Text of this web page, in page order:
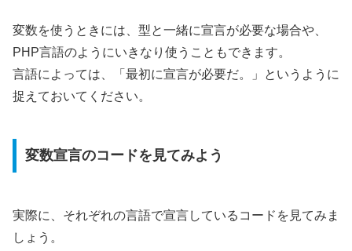
変数を使うときには、型と一緒に宣言が必要な場合や、
PHP言語のようにいきなり使うこともできます。
言語によっては、「最初に宣言が必要だ。」というように
捉えておいてください。
変数宣言のコードを見てみよう
実際に、それぞれの言語で宣言しているコードを見てみま
しょう。